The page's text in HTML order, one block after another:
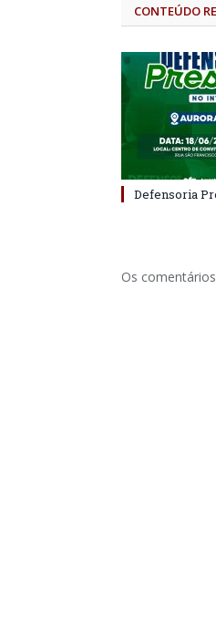
CONTEÚDO
Defensoria
Os